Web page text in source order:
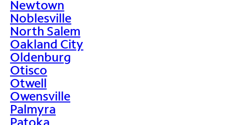
Newtown
Noblesville
North Salem
Oakland City
Oldenburg
Otisco
Otwell
Owensville
Palmyra
Patoka